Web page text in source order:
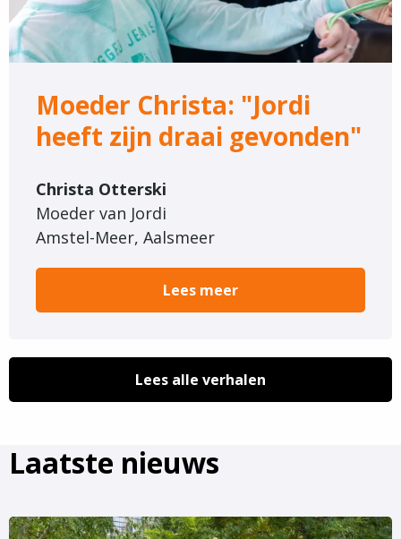
Moeder Christa: "Jordi
heeft zijn draai gevonden"
Christa Otterski
Moeder van Jordi
Amstel-Meer, Aalsmeer
Lees meer
zijn
draai
gevonden"
Lees alle verhalen
Laatste nieuws
Lees